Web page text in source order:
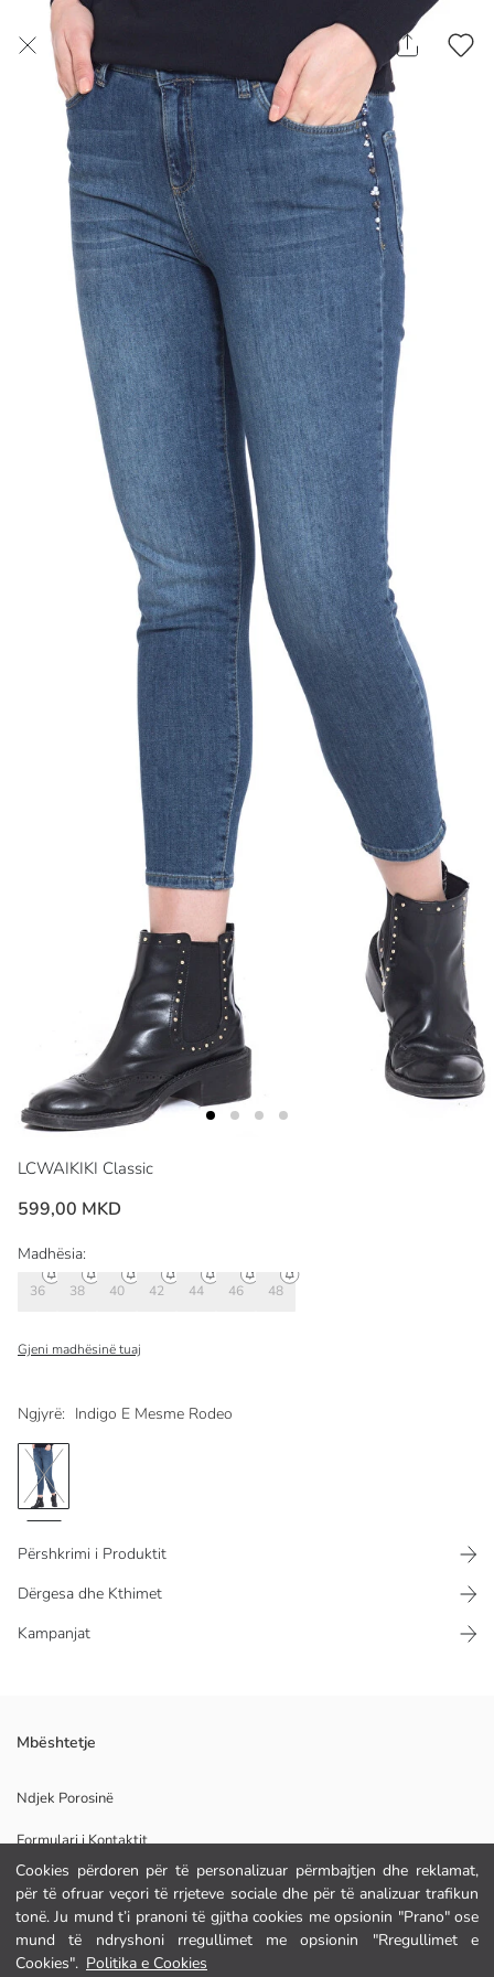
Cookies përdoren për të personalizuar përmbajtjen dhe reklamat,
për të ofruar veçori të rrjeteve sociale dhe për të analizuar trafikun
tonë. Ju mund t’i pranoni të gjitha cookies me opsionin "Prano" ose
mund të ndryshoni rregullimet me opsionin "Rregullimet e
Cookies". Politika e Cookies
LCWAIKIKI Classic
599,00 MKD
Ngjyrë: Indigo E Mesme Rodeo
Madhësia:
36 38 40 42 44 46 48
Gjeni madhësinë tuaj
Përshkrimi i Produktit
Dërgesa dhe Kthimet
Kampanjat
Pelhura Kryesore:
Furnizuesi:
Gjinia:
Përshtatja:
Përshtatja në Bel:
Mbështetje
Ndjek Porosinë
Formulari i Kontaktit
NDIHMË